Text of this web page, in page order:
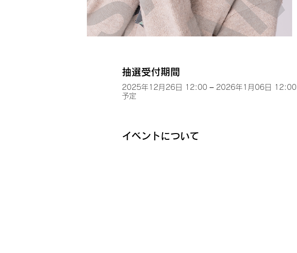
抽選受付期間
2025年12月26日 12:00 – 2026年1月06日 12:00
予定
イベントについて